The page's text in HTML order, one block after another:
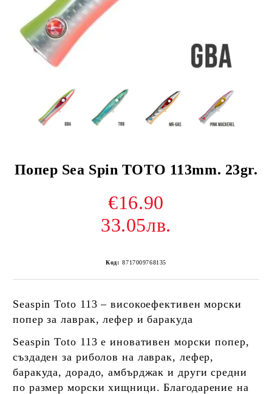
Попер Sea Spin TOTO 113mm. 23gr.
€16.90
33.05лв.
Код: 8717009768135
Seaspin Toto 113 – високоефективен морски
попер за лаврак, лефер и баракуда
Seaspin Toto 113 е иновативен морски попер,
създаден за риболов на лаврак, лефер,
баракуда, дорадо, амбърджак и други средни
по размер морски хищници. Благодарение на